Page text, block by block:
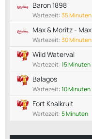
Baron 1898
Wartezeit:35 Minuten
Max & Moritz - Max
Wartezeit:30 Minuten
Wild Waterval
Wartezeit:15 Minuten
Balagos
Wartezeit:10 Minuten
Fort Knalkruit
Wartezeit:5 Minuten